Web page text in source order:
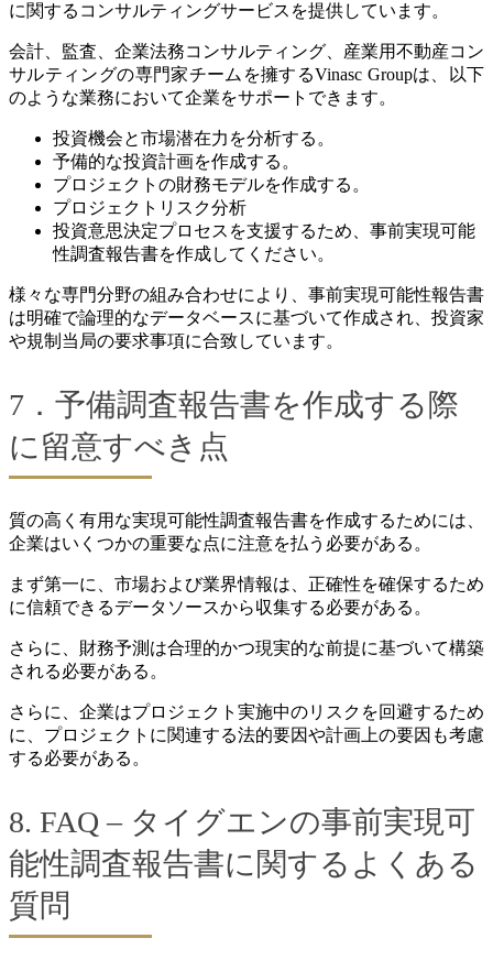
に関するコンサルティングサービスを提供しています。
会計、監査、企業法務コンサルティング、産業用不動産コン
サルティングの専門家チームを擁するVinasc Groupは、以下
のような業務において企業をサポートできます。
投資機会と市場潜在力を分析する。
予備的な投資計画を作成する。
プロジェクトの財務モデルを作成する。
プロジェクトリスク分析
投資意思決定プロセスを支援するため、事前実現可能
性調査報告書を作成してください。
様々な専門分野の組み合わせにより、事前実現可能性報告書
は明確で論理的なデータベースに基づいて作成され、投資家
や規制当局の要求事項に合致しています。
7．予備調査報告書を作成する際
に留意すべき点
質の高く有用な実現可能性調査報告書を作成するためには、
企業はいくつかの重要な点に注意を払う必要がある。
まず第一に、市場および業界情報は、正確性を確保するため
に信頼できるデータソースから収集する必要がある。
さらに、財務予測は合理的かつ現実的な前提に基づいて構築
される必要がある。
さらに、企業はプロジェクト実施中のリスクを回避するため
に、プロジェクトに関連する法的要因や計画上の要因も考慮
する必要がある。
8. FAQ – タイグエンの事前実現可
能性調査報告書に関するよくある
質問